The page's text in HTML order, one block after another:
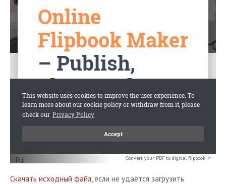
Convert your PDF to digital flipbook ↗
Скачать исходный файл, если не удаётся загрузить